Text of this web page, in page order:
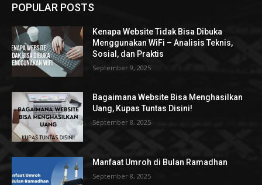
POPULAR POSTS
Kenapa Website Tidak Bisa Dibuka
Menggunakan WiFi – Analisis Teknis,
Sosial, dan Praktis
September 9, 2025
Bagaimana Website Bisa Menghasilkan
Uang, Kupas Tuntas Disini!
September 8, 2025
Manfaat Umroh di Bulan Ramadhan
September 8, 2025